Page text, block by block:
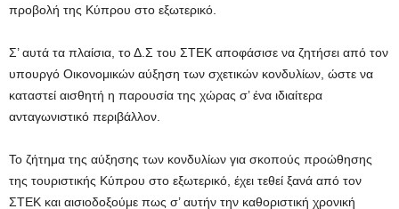
προβολή της Κύπρου στο εξωτερικό.
Σ’ αυτά τα πλαίσια, το Δ.Σ του ΣΤΕΚ αποφάσισε να ζητήσει από τον
υπουργό Οικονομικών αύξηση των σχετικών κονδυλίων, ώστε να
καταστεί αισθητή η παρουσία της χώρας σ’ ένα ιδιαίτερα
ανταγωνιστικό περιβάλλον.
Το ζήτημα της αύξησης των κονδυλίων για σκοπούς προώθησης
της τουριστικής Κύπρου στο εξωτερικό, έχει τεθεί ξανά από τον
ΣΤΕΚ και αισιοδοξούμε πως σ’ αυτήν την καθοριστική χρονική